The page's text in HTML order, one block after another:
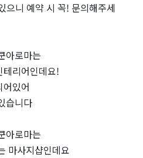
니 예약 시 꼭! 문의해주세
아로마는
테리어인데요!
있어
습니다
아로마는
마사지샵인데요